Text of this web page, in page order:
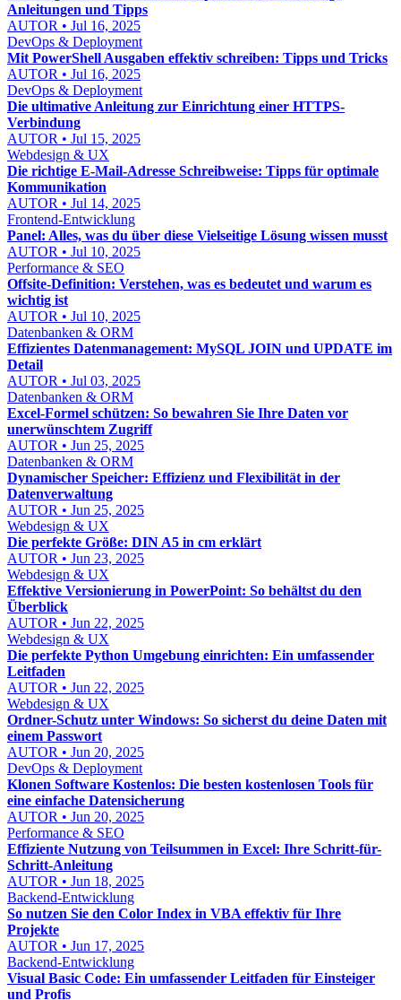
Anleitungen und Tipps
AUTOR • Jul 16, 2025
DevOps & Deployment
Mit PowerShell Ausgaben effektiv schreiben: Tipps und Tricks
AUTOR • Jul 16, 2025
DevOps & Deployment
Die ultimative Anleitung zur Einrichtung einer HTTPS-
Verbindung
AUTOR • Jul 15, 2025
Webdesign & UX
Die richtige E-Mail-Adresse Schreibweise: Tipps für optimale
Kommunikation
AUTOR • Jul 14, 2025
Frontend-Entwicklung
Panel: Alles, was du über diese Vielseitige Lösung wissen musst
AUTOR • Jul 10, 2025
Performance & SEO
Offsite-Definition: Verstehen, was es bedeutet und warum es
wichtig ist
AUTOR • Jul 10, 2025
Datenbanken & ORM
Effizientes Datenmanagement: MySQL JOIN und UPDATE im
Detail
AUTOR • Jul 03, 2025
Datenbanken & ORM
Excel-Formel schützen: So bewahren Sie Ihre Daten vor
unerwünschtem Zugriff
AUTOR • Jun 25, 2025
Datenbanken & ORM
Dynamischer Speicher: Effizienz und Flexibilität in der
Datenverwaltung
AUTOR • Jun 25, 2025
Webdesign & UX
Die perfekte Größe: DIN A5 in cm erklärt
AUTOR • Jun 23, 2025
Webdesign & UX
Effektive Versionierung in PowerPoint: So behältst du den
Überblick
AUTOR • Jun 22, 2025
Webdesign & UX
Die perfekte Python Umgebung einrichten: Ein umfassender
Leitfaden
AUTOR • Jun 22, 2025
Webdesign & UX
Ordner-Schutz unter Windows: So sicherst du deine Daten mit
einem Passwort
AUTOR • Jun 20, 2025
DevOps & Deployment
Klonen Software Kostenlos: Die besten kostenlosen Tools für
eine einfache Datensicherung
AUTOR • Jun 20, 2025
Performance & SEO
Effiziente Nutzung von Teilsummen in Excel: Ihre Schritt-für-
Schritt-Anleitung
AUTOR • Jun 18, 2025
Backend-Entwicklung
So nutzen Sie den Color Index in VBA effektiv für Ihre
Projekte
AUTOR • Jun 17, 2025
Backend-Entwicklung
Visual Basic Code: Ein umfassender Leitfaden für Einsteiger
und Profis